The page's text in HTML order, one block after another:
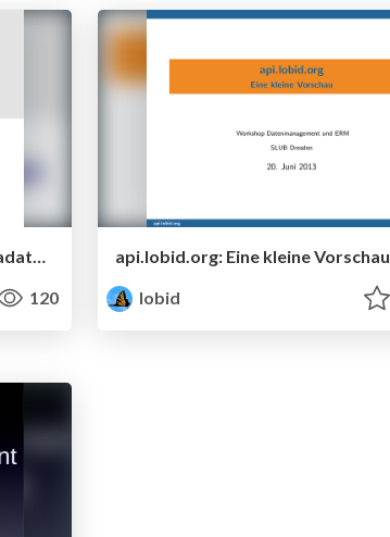
Zum Aufbau einer offenen OER-Metadatenökologie
120
api.lobid.org: Eine kleine Vorschau
lobid